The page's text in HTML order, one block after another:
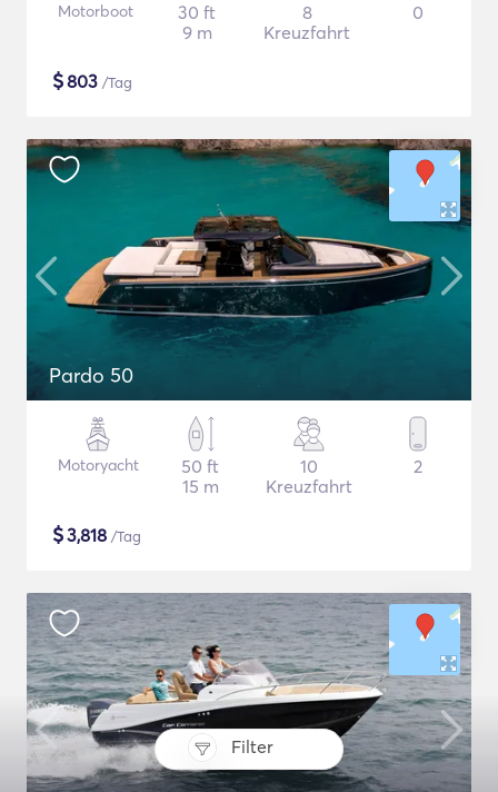
Filter
Motorboot
30 ft
9 m
8
Kreuzfahrt
0
$803 /Tag
Pardo 50
Motoryacht
50 ft
15 m
10
Kreuzfahrt
2
$3,818 /Tag